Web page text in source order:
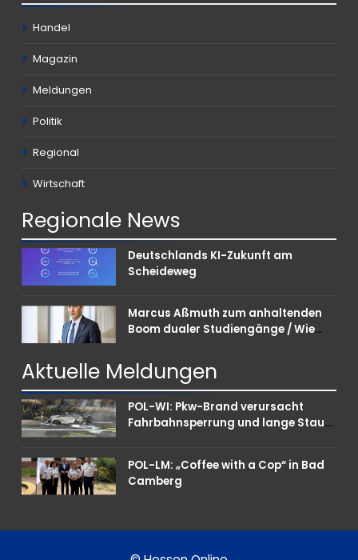
Handel
Magazin
Meldungen
Politik
Regional
Wirtschaft
Regionale News
Deutschlands KI-Zukunft am
Scheideweg
Marcus Aßmuth zum anhaltenden
Boom dualer Studiengänge / Wie
punkten können
Aktuelle Meldungen
POL-WI: Pkw-Brand verursacht
Fahrbahnsperrung und lange Staus
POL-LM: „Coffee with a Cop“ in Bad
Camberg